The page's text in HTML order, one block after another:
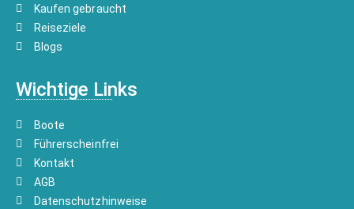
Kaufen gebraucht
Reiseziele
Blogs
Wichtige Links
Boote
Führerscheinfrei
Kontakt
AGB
Datenschutzhinweise